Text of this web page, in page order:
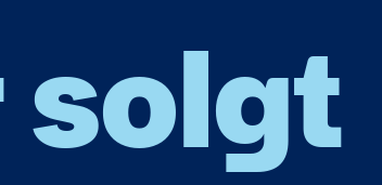
solgt